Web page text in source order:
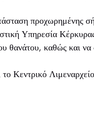
προχωρημένης
Υπηρεσία
θανάτου, καθώς και
Κεντρικό